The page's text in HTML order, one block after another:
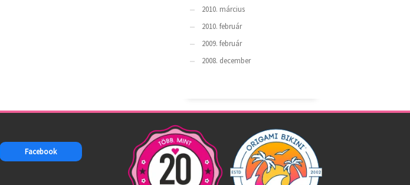
2010. március
2010. február
2009. február
2008. december
Facebook